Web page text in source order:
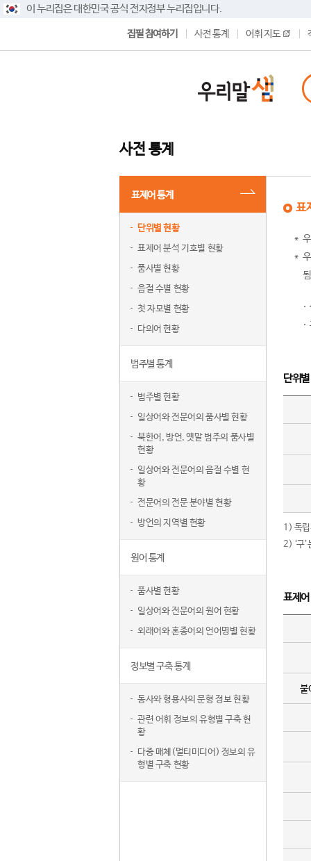
이 누리집은 대한민국 공식 전자정부 누리집입니다.
집필 참여하기 사전 통계 어휘 지도
사전 통계
표제어 통계
단위별 현황
표제어 분석 기호별 현황
품사별 현황
음절 수별 현황
첫 자모별 현황
다의어 현황
범주별 통계
범주별 현황
일상어와 전문어의 품사별 현황
북한어, 방언, 옛말 범주의 품사별
현황
일상어와 전문어의 음절 수별 현
황
전문어의 전문 분야별 현황
방언의 지역별 현황
원어 통계
품사별 현황
일상어와 전문어의 원어 현황
외래어와 혼종어의 언어명별 현황
정보별 구축 통계
동사와 형용사의 문형 정보 현황
관련 어휘 정보의 유형별 구축 현
황
다중 매체(멀티미디어) 정보의 유
형별 구축 현황
표
단위
1) 독립
2) ‘구
표제
붙